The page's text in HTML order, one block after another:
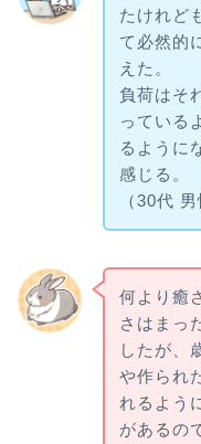
たけれど
て必然的
えた。
負荷はそ
っている
るように
感じる。
（30代
何より癒
さはまっ
したが、
や作られ
れるよう
があるの